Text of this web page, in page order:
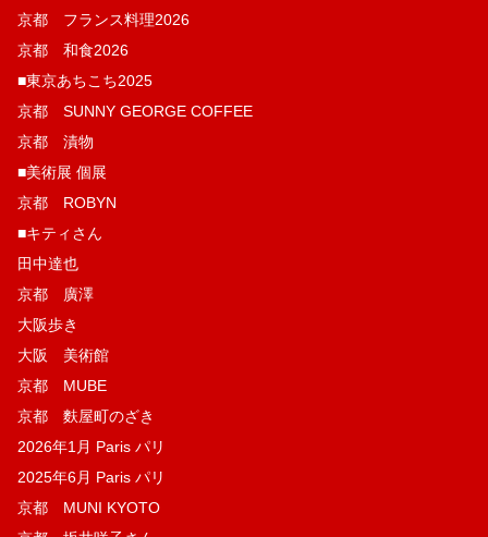
京都 フランス料理2026
京都 和食2026
■東京あちこち2025
京都 SUNNY GEORGE COFFEE
京都 漬物
■美術展 個展
京都 ROBYN
■キティさん
田中達也
京都 廣澤
大阪歩き
大阪 美術館
京都 MUBE
京都 麩屋町のざき
2026年1月 Paris パリ
2025年6月 Paris パリ
京都 MUNI KYOTO